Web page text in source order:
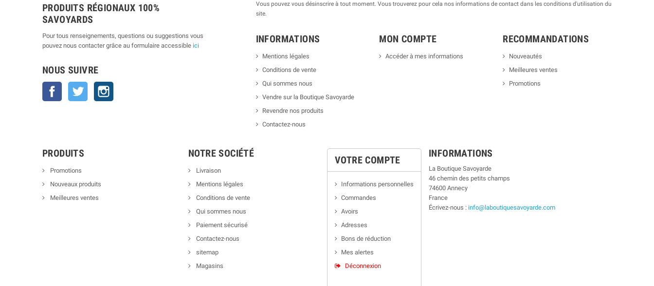
PRODUITS RÉGIONAUX 100%
SAVOYARDS
Pour tous renseignements, questions ou suggestions vous
pouvez nous contacter grâce au formulaire accessible ici
NOUS SUIVRE
Facebook Twitter
Vous pouvez vous désinscrire à tout moment. Vous trouverez pour cela nos informations de contact dans les conditions d'utilisation du
site.
INFORMATIONS
Mentions légales
Conditions de vente
Qui sommes nous
Vendre sur la Boutique Savoyarde
Revendre nos produits
Contactez-nous
MON COMPTE
Accéder à mes informations
RECOMMANDATIONS
Nouveautés
Meilleures ventes
Promotions
PRODUITS
Promotions
Nouveaux produits
Meilleures ventes
NOTRE SOCIÉTÉ
Livraison
Mentions légales
Conditions de vente
Qui sommes nous
Paiement sécurisé
Contactez-nous
sitemap
Magasins
VOTRE COMPTE
Informations personnelles
Commandes
Avoirs
Adresses
Bons de réduction
Mes alertes
Déconnexion
INFORMATIONS
La Boutique Savoyarde
46 chemin des petits champs
74600 Annecy
France
Écrivez-nous : info@laboutiquesavoyarde.com